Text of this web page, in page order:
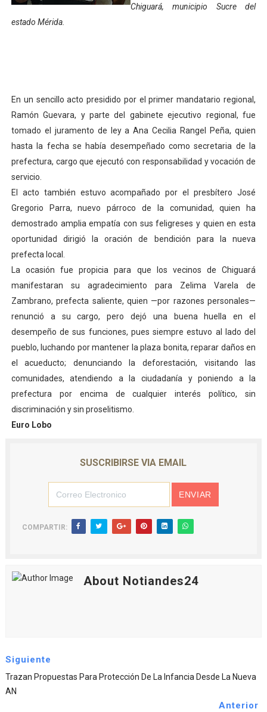
Corposalud inició talleres para aspirantes al curso de
Campo Elías consolida plan de bacheo en el sector La
Fundecem inició con éxito el taller vacacional de
El Lactario del Iahula celebra la Semana Mundial de la
Plan Vacacional "Venezuela Ríe 2026" brinda
Iniciación al yoga reúne a diversos clubes deportivos
Mincomunas impulsa el autogobierno en Mérida con
Expertos inspeccionan espacios del OAN para la
Chiguará, municipio Sucre del
estado Mérida.
En un sencillo acto presidido por el primer mandatario regional,
Ramón Guevara, y parte del gabinete ejecutivo regional, fue
tomado el juramento de ley a Ana Cecilia Rangel Peña, quien
hasta la fecha se había desempeñado como secretaria de la
prefectura, cargo que ejecutó con responsabilidad y vocación de
servicio.
El acto también estuvo acompañado por el presbítero José
Gregorio Parra, nuevo párroco de la comunidad, quien ha
demostrado amplia empatía con sus feligreses y quien en esta
oportunidad dirigió la oración de bendición para la nueva
prefecta local.
La ocasión fue propicia para que los vecinos de Chiguará
manifestaran su agradecimiento para Zelima Varela de
Zambrano, prefecta saliente, quien —por razones personales—
renunció a su cargo, pero dejó una buena huella en el
desempeño de sus funciones, pues siempre estuvo al lado del
pueblo, luchando por mantener la plaza bonita, reparar daños en
el acueducto; denunciando la deforestación, visitando las
comunidades, atendiendo a la ciudadanía y poniendo a la
prefectura por encima de cualquier interés político, sin
discriminación y sin proselitismo.
Euro Lobo
SUSCRIBIRSE VIA EMAIL
COMPARTIR:
About Notiandes24
Siguiente
Trazan Propuestas Para Protección De La Infancia Desde La Nueva
AN
Anterior